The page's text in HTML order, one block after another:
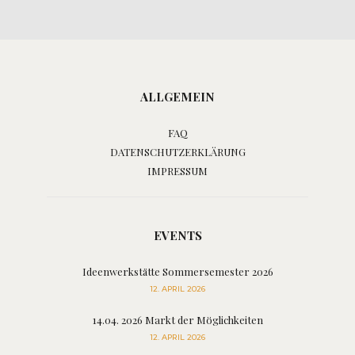
ALLGEMEIN
FAQ
DATENSCHUTZERKLÄRUNG
IMPRESSUM
EVENTS
Ideenwerkstätte Sommersemester 2026
12. APRIL 2026
14.04. 2026 Markt der Möglichkeiten
12. APRIL 2026